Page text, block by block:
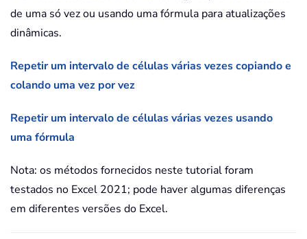
de uma só vez ou usando uma fórmula para atualizações
dinâmicas.
Repetir um intervalo de células várias vezes copiando e
colando uma vez por vez
Repetir um intervalo de células várias vezes usando
uma fórmula
Nota: os métodos fornecidos neste tutorial foram
testados no Excel 2021; pode haver algumas diferenças
em diferentes versões do Excel.